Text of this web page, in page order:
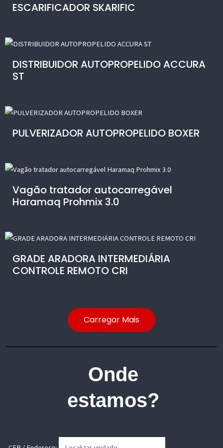
ESCARIFICADOR SKARIFIC
DISTRIBUIDOR AUTOPROPELIDO ACCURA
ST
PULVERIZADOR AUTOPROPELIDO BOXER
Vagão tratador autocarregável
Haramaq Prohmix 3.0
GRADE ARADORA INTERMEDIÁRIA
CONTROLE REMOTO CRI
Carregar Mais
Onde
estamos?